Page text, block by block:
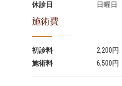
休診日
日曜日
施術費
初診料
2,200円
施術料
6,500円